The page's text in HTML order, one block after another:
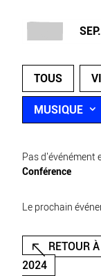
TOUS
MUSIQUE
Pas d'événément
Conférence
Le prochain
RETOUR
2024